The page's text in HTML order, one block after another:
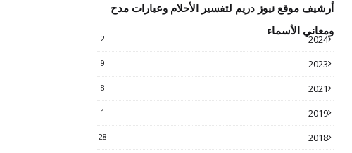
أرشيف موقع نيوز دريم لتفسير الأحلام وعبارات مدح
ومعاني الأسماء
2024
2
2023
9
2021
8
2019
1
2018
28